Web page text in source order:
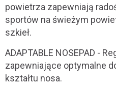
powietrza zapewniają
sportów na świeżym
szkieł.
ADAPTABLE NOSEPAD -
zapewniające optymalne
kształtu nosa.